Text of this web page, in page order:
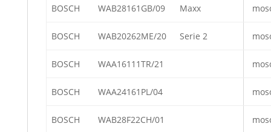
BOSCH WAB28161GB/09 Maxx
BOSCH WAB20262ME/20 Serie 2
BOSCH WAA16111TR/21
BOSCH WAA24161PL/04
BOSCH WAB28F22CH/01